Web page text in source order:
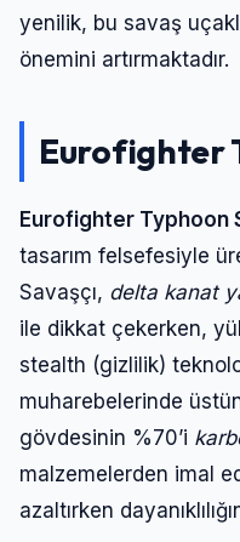
yenilik, bu savaş
önemini artırmaktadır.
Eurofighter
Eurofighter Typhoon
tasarım felsefesiyle
Savaşçı, delta kanat
ile dikkat çekerken,
stealth (gizlilik)
muharebelerinde
gövdesinin %70’i
malzemelerden imal
azaltırken